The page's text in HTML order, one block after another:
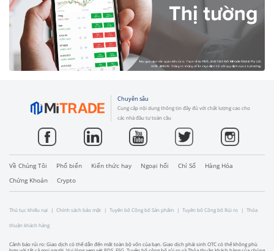
Chuyên sâu
Cung cấp nội dung thông tin đầy đủ với chất lượng cao cho
các nhà đầu tư toàn cầu
Về Chúng Tôi Phổ biến Kiến thức hay Ngoại hối Chỉ Số
Hàng Hóa
Chứng Khoán
Crypto
Thủ tục khiếu nại Chính sách bảo mật Tuyên bố Công bố Sản phẩm Tuyên bố Công bố Rủi ro Thỏa
thuận khách hàng
Cảnh báo rủi ro: Giao dịch có thể dẫn đến mất toàn bộ vốn của bạn. Giao dịch phái sinh OTC có thể không phù